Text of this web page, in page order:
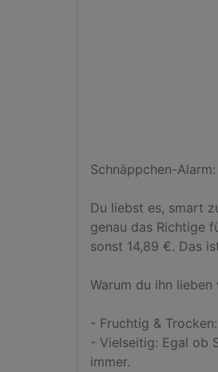
Schnäppchen-
Du liebst es, smart
genau das Richtige
sonst 14,89 €. Das
Warum du ihn lieben
- Fruchtig &
- Vielseitig: Egal ob
immer.